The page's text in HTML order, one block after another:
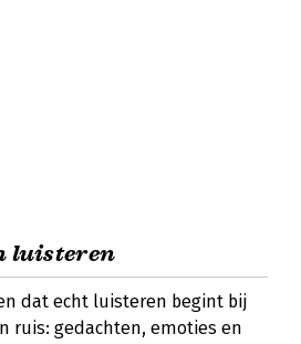
luisteren
dat echt luisteren begint bij
ruis: gedachten, emoties en